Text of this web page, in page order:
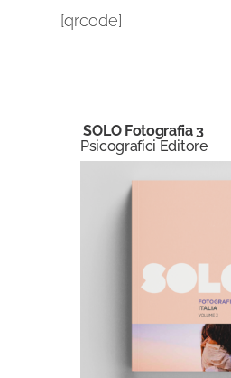
[qrcode]
SOLO Fotografia 3
Psicografici Editore